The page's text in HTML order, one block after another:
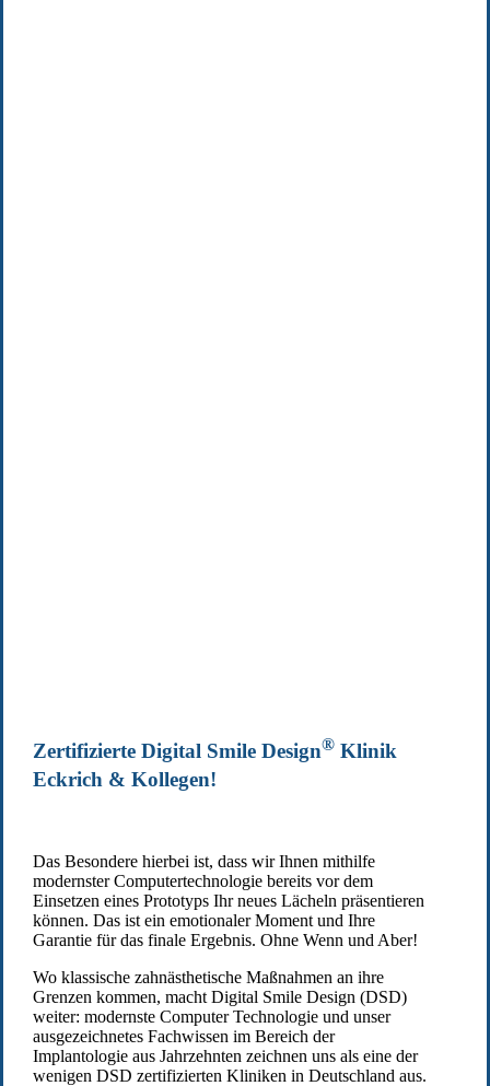
Zertifizierte Digital Smile Design®Klinik
Eckrich & Kollegen!
Das Besondere hierbei ist, dass wir Ihnen mithilfe
modernster Computertechnologie bereits vor dem
Einsetzen eines Prototyps Ihr neues Lächeln präsentieren
können. Das ist ein emotionaler Moment und Ihre
Garantie für das finale Ergebnis. Ohne Wenn und Aber!
Wo klassische zahnästhetische Maßnahmen an ihre
Grenzen kommen, macht Digital Smile Design (DSD)
weiter: modernste Computer Technologie und unser
ausgezeichnetes Fachwissen im Bereich der
Implantologie aus Jahrzehnten zeichnen uns als eine der
wenigen DSD zertifizierten Kliniken in Deutschland aus.